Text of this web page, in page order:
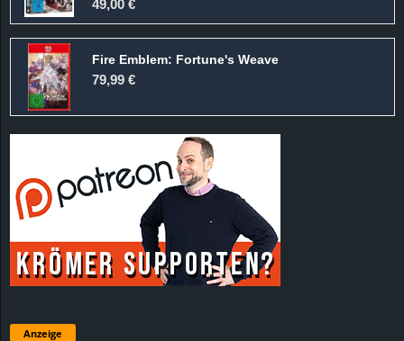
49,00 €
Fire Emblem: Fortune's Weave
79,99 €
Anzeige